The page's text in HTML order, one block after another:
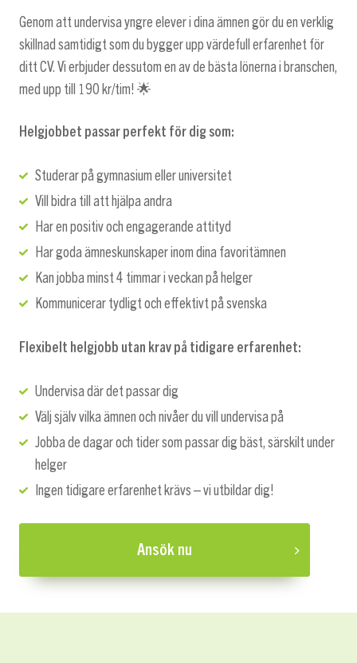
Genom att undervisa yngre elever i dina ämnen gör du en verklig
skillnad samtidigt som du bygger upp värdefull erfarenhet för
ditt CV. Vi erbjuder dessutom en av de bästa lönerna i branschen,
med upp till 190 kr/tim! 🌟
Helgjobbet passar perfekt för dig som:
Studerar på gymnasium eller universitet
Vill bidra till att hjälpa andra
Har en positiv och engagerande attityd
Har goda ämneskunskaper inom dina favoritämnen
Kan jobba minst 4 timmar i veckan på helger
Kommunicerar tydligt och effektivt på svenska
Flexibelt helgjobb utan krav på tidigare erfarenhet:
Undervisa där det passar dig
Välj själv vilka ämnen och nivåer du vill undervisa på
Jobba de dagar och tider som passar dig bäst, särskilt under
helger
Ingen tidigare erfarenhet krävs – vi utbildar dig!
Ansök nu